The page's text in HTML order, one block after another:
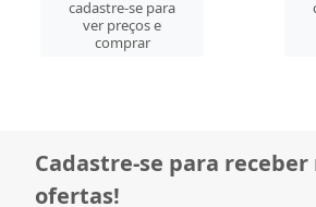
cadastre-se para
ver preços e
comprar
Cadastre-se para receber
ofertas!